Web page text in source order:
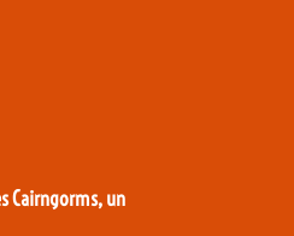
Cairngorms, un